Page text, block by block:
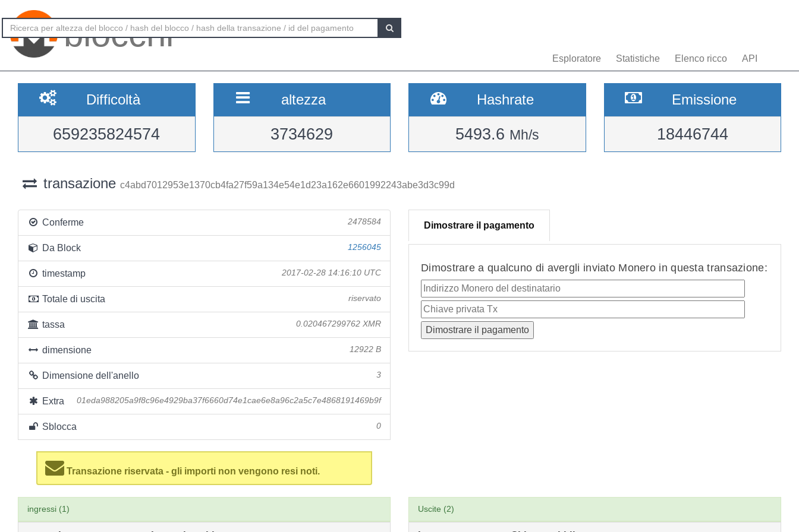
blocchi
Esploratore Statistiche Elenco ricco API
Difficoltà
659235824574
altezza
3734629
Hashrate
5493.6 Mh/s
Emissione
18446744
transazione c4abd7012953e1370cb4fa27f59a134e54e1d23a162e6601992243abe3d3c99d
Conferme 2478584
Da Block 1256045
timestamp 2017-02-28 14:16:10 UTC
Totale di uscita riservato
tassa 0.020467299762 XMR
dimensione 12922 B
Dimensione dell'anello 3
Extra 01eda988205a9f8c96e4929ba37f6660d74e1cae6e8a96c2a5c7e4868191469b9f
Sblocca 0
Transazione riservata - gli importi non vengono resi noti.
Dimostrare il pagamento
Dimostrare a qualcuno di avergli inviato Monero in questa transazione:
ingressi (1) Uscite (2)